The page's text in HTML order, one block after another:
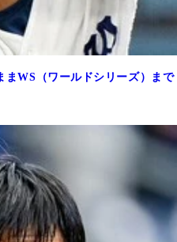
WS（ワールドシリーズ）まで